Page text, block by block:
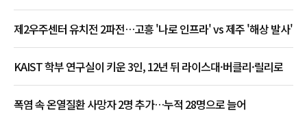
제2우주센터 유치전 2파전…고흥 '나로 인프라' vs 제주 '해상 발사'
KAIST 학부 연구실이 키운 3인, 12년 뒤 라이스대·버클리·릴리로
폭염 속 온열질환 사망자 2명 추가…누적 28명으로 늘어